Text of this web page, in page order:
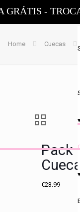
GRÁTIS -
Home Cuecas
Pack
€23.99